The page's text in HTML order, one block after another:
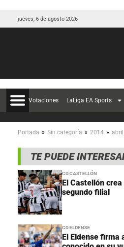
jueves, 6 de agosto 2026
Votaciones LaLiga EA Sports
Portada » Sin categoría » 2014 » abril
TE PUEDE
CD CASTELLÓN
El Castellón crea
segundo filial
CD ELDENSE
El Eldense firma